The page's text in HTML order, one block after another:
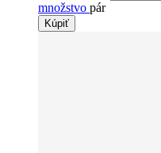
množstvo pár
Kúpiť